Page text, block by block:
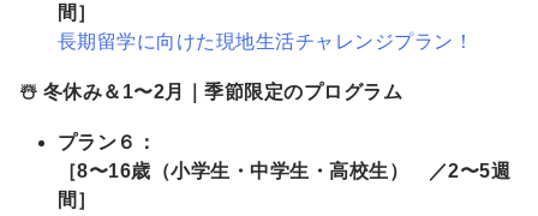
間］
長期留学に向けた現地生活チャレンジプラン！
☃️ 冬休み＆1〜2月｜季節限定のプログラム
プラン６：
［8〜16歳（小学生・中学生・高校生） ／2〜5週
間］